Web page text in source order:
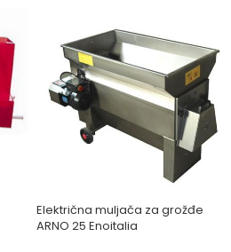
Električna muljača za grožđe
ARNO 25 Enoitalia